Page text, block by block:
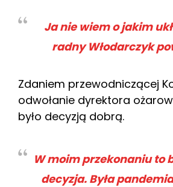
Ja nie wiem o jakim
radny Włodarczyk
Zdaniem przewodniczącej
odwołanie dyrektora
było decyzją dobrą.
W moim przekonaniu to
decyzja. Była